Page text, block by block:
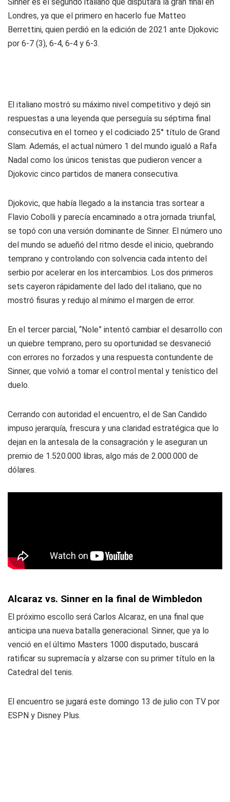
Londres, ya que el primero en hacerlo fue Matteo
Berrettini, quien perdió en la edición de 2021 ante Djokovic
por 6-7 (3), 6-4, 6-4 y 6-3.
El italiano mostró su máximo nivel competitivo y dejó sin
respuestas a una leyenda que perseguía su séptima final
consecutiva en el torneo y el codiciado 25° título de Grand
Slam. Además, el actual número 1 del mundo igualó a Rafa
Nadal como los únicos tenistas que pudieron vencer a
Djokovic cinco partidos de manera consecutiva.
Djokovic, que había llegado a la instancia tras sortear a
Flavio Cobolli y parecía encaminado a otra jornada triunfal,
se topó con una versión dominante de Sinner. El número uno
del mundo se adueñó del ritmo desde el inicio, quebrando
temprano y controlando con solvencia cada intento del
serbio por acelerar en los intercambios. Los dos primeros
sets cayeron rápidamente del lado del italiano, que no
mostró fisuras y redujo al mínimo el margen de error.
En el tercer parcial, “Nole” intentó cambiar el desarrollo con
un quiebre temprano, pero su oportunidad se desvaneció
con errores no forzados y una respuesta contundente de
Sinner, que volvió a tomar el control mental y tenístico del
duelo.
Cerrando con autoridad el encuentro, el de San Candido
impuso jerarquía, frescura y una claridad estratégica que lo
dejan en la antesala de la consagración y le aseguran un
premio de 1.520.000 libras, algo más de 2.000.000 de
dólares.
Alcaraz vs. Sinner en la final de Wimbledon
El próximo escollo será Carlos Alcaraz, en una final que
anticipa una nueva batalla generacional. Sinner, que ya lo
venció en el último Masters 1000 disputado, buscará
ratificar su supremacía y alzarse con su primer título en la
Catedral del tenis.
El encuentro se jugará este domingo 13 de julio con TV por
ESPN y Disney Plus.